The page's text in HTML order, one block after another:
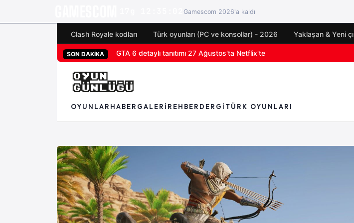
Gamescom 2026'a kaldı
Clash Royale kodları Türk oyunları (PC ve konsollar) - 2026 Yaklaşan & Yeni
SON DAKİKA San Diego Comic-Con 2026 tüm oyun duyuruları
OYUNLAR HABER GALERI REHBER DERGI TÜRK OYUNLARI